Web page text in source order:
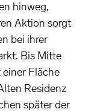
hinweg,
Aktion sorgt
bei ihrer
Bis Mitte
Fläche
Residenz
später der